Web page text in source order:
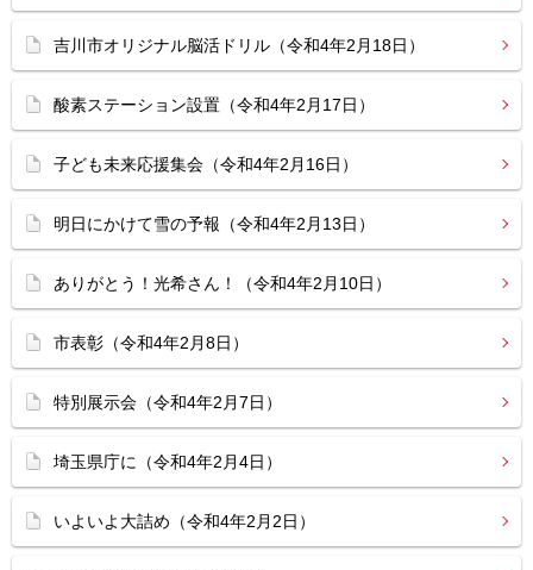
吉川市オリジナル脳活ドリル（令和4年2月18日）
酸素ステーション設置（令和4年2月17日）
子ども未来応援集会（令和4年2月16日）
明日にかけて雪の予報（令和4年2月13日）
ありがとう！光希さん！（令和4年2月10日）
市表彰（令和4年2月8日）
特別展示会（令和4年2月7日）
埼玉県庁に（令和4年2月4日）
いよいよ大詰め（令和4年2月2日）